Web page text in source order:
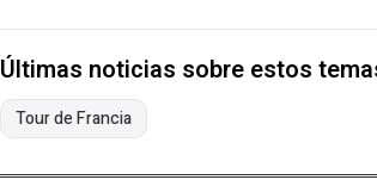
Últimas noticias sobre estos
Tour de Francia